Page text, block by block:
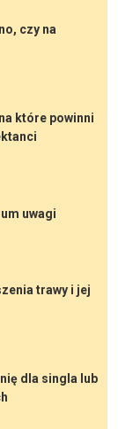
czy na
które powinni
uwagi
trawy i jej
dla singla lub